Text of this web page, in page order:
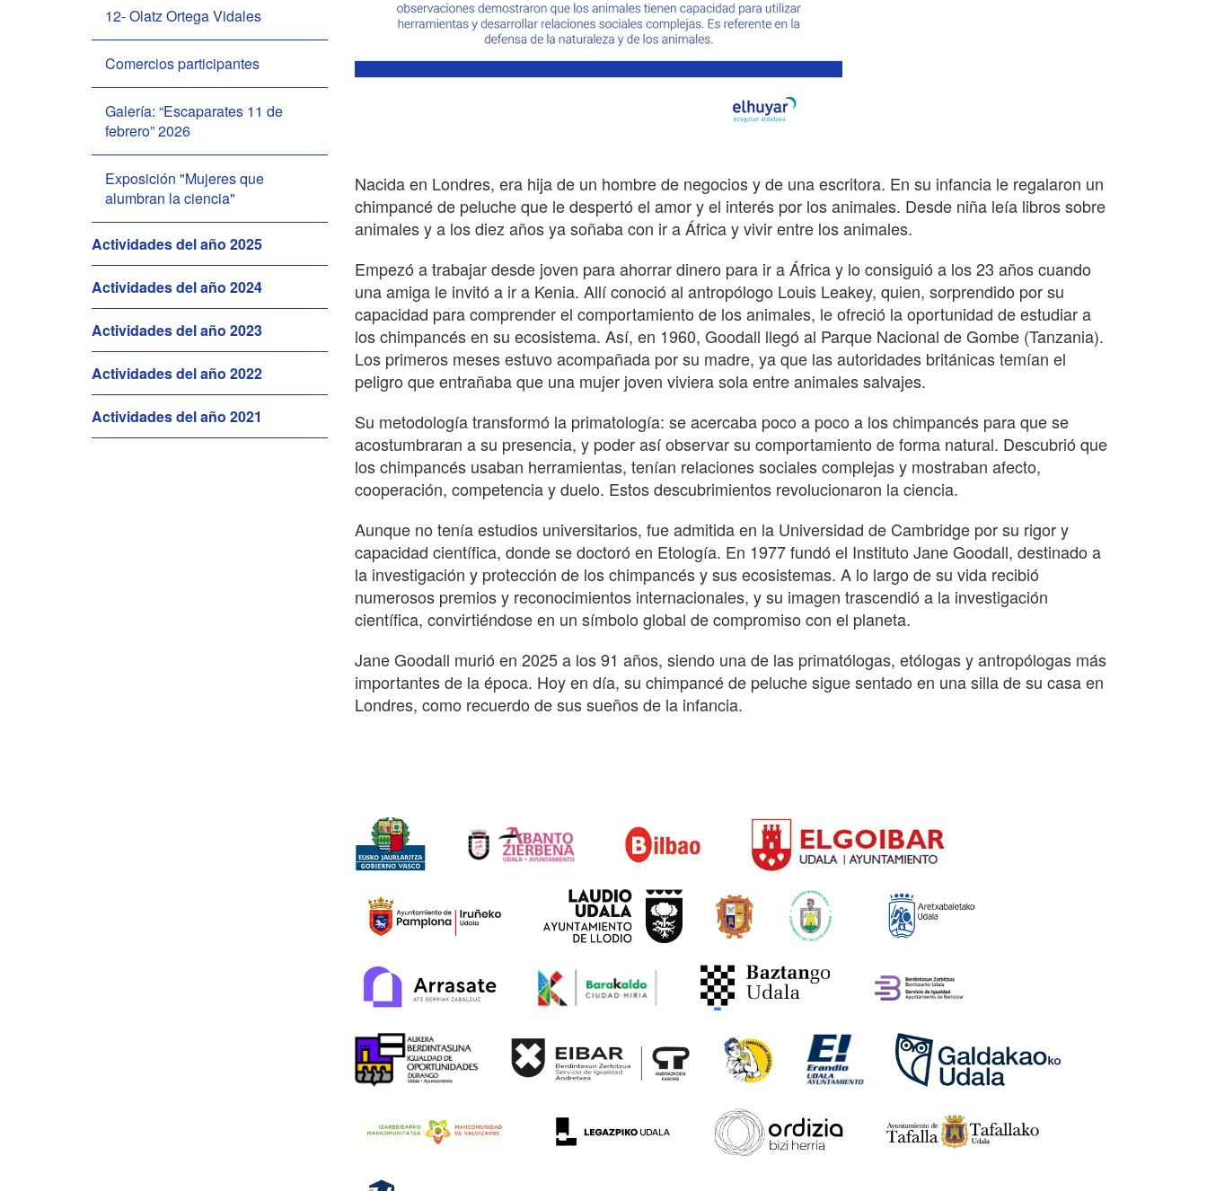
Nacida en Londres, era hija de un hombre de negocios y de una escritora. En su infancia le regalaron un
chimpancé de peluche que le despertó el amor y el interés por los animales. Desde niña leía libros sobre
animales y a los diez años ya soñaba con ir a África y vivir entre los animales.
Empezó a trabajar desde joven para ahorrar dinero para ir a África y lo consiguió a los 23 años cuando
una amiga le invitó a ir a Kenia. Allí conoció al antropólogo Louis Leakey, quien, sorprendido por su
capacidad para comprender el comportamiento de los animales, le ofreció la oportunidad de estudiar a
los chimpancés en su ecosistema. Así, en 1960, Goodall llegó al Parque Nacional de Gombe (Tanzania).
Los primeros meses estuvo acompañada por su madre, ya que las autoridades británicas temían el
peligro que entrañaba que una mujer joven viviera sola entre animales salvajes.
Su metodología transformó la primatología: se acercaba poco a poco a los chimpancés para que se
acostumbraran a su presencia, y poder así observar su comportamiento de forma natural. Descubrió que
los chimpancés usaban herramientas, tenían relaciones sociales complejas y mostraban afecto,
cooperación, competencia y duelo. Estos descubrimientos revolucionaron la ciencia.
Aunque no tenía estudios universitarios, fue admitida en la Universidad de Cambridge por su rigor y
capacidad científica, donde se doctoró en Etología. En 1977 fundó el Instituto Jane Goodall, destinado a
la investigación y protección de los chimpancés y sus ecosistemas. A lo largo de su vida recibió
numerosos premios y reconocimientos internacionales, y su imagen trascendió a la investigación
científica, convirtiéndose en un símbolo global de compromiso con el planeta.
Jane Goodall murió en 2025 a los 91 años, siendo una de las primatólogas, etólogas y antropólogas más
importantes de la época. Hoy en día, su chimpancé de peluche sigue sentado en una silla de su casa en
Londres, como recuerdo de sus sueños de la infancia.
12- Olatz Ortega Vidales
Comercios participantes
Galería: “Escaparates 11 de
febrero” 2026
Exposición "Mujeres que
alumbran la ciencia"
Actividades del año 2025
Actividades del año 2024
Actividades del año 2023
Actividades del año 2022
Actividades del año 2021